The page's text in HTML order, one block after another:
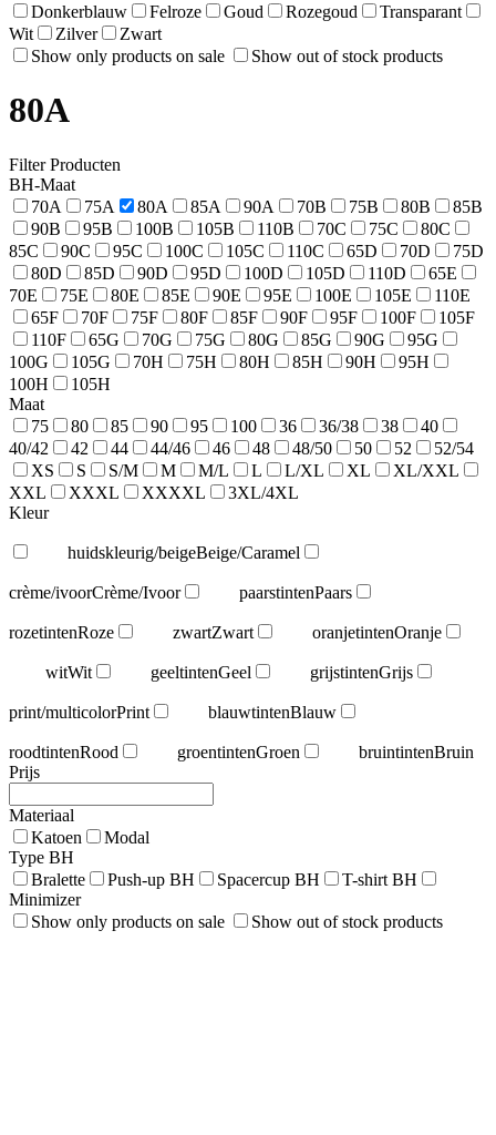
Donkerblauw
Felroze Goud Rozegoud
Transparant
Wit
Zilver
Zwart
Show only products on sale
Show out of stock products
80A
Filter Producten
BH-Maat
70A
75A 80A 85A 90A 70B 75B 80B
85B
90B
95B 100B 105B 110B 70C 75C
80C
85C
90C 95C 100C 105C 110C 65D 70D
75D
80D
85D 90D 95D 100D 105D 110D
65E
70E
75E 80E 85E 90E 95E 100E 105E
110E
65F
70F 75F 80F 85F 90F 95F 100F
105F
110F
65G 70G 75G 80G 85G 90G
95G
100G
105G 70H 75H 80H 85H 90H
95H
100H
105H
Maat
75
80 85 90 95 100 36 36/38 38
40
40/42
42 44 44/46 46 48 48/50 50 52
52/54
XS
S S/M M M/L L L/XL XL
XL/XXL
XXL
XXXL XXXXL
3XL/4XL
Kleur
huidskleurig/beigeBeige/Caramel
crème/ivoorCrème/Ivoor paarstintenPaars
rozetintenRoze zwartZwart oranjetintenOranje
witWit geeltintenGeel grijstintenGrijs
print/multicolorPrint blauwtintenBlauw
roodtintenRood groentintenGroen bruintintenBruin
Prijs
Materiaal
Katoen
Modal
Type BH
Bralette
Push-up BH Spacercup BH
T-shirt BH
Minimizer
Show only products on sale
Show out of stock products